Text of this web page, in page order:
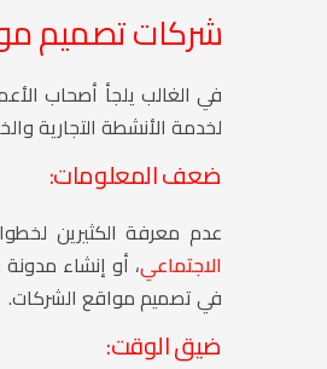
شركات تصميم
لخدمة الأنشطة التجارية
ضعف المعلومات:
عدم معرفة الكثيرين
الاجتماعي، أو إنشاء
في تصميم مواقع الشركات.
ضيق الوقت: